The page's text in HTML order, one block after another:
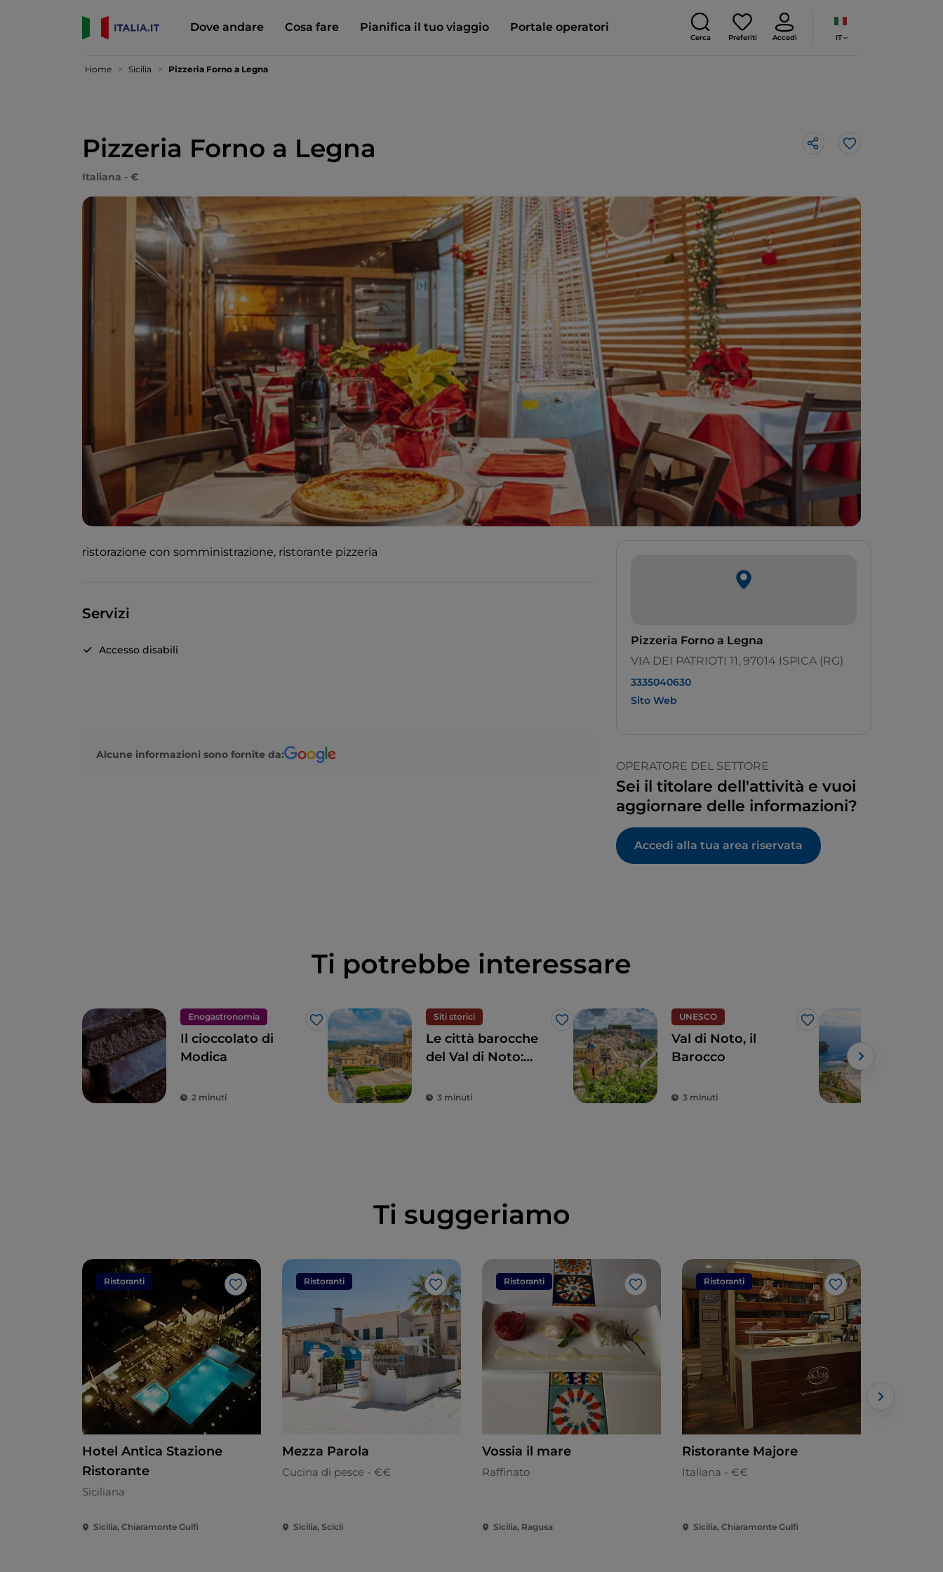
Dove andare Cosa fare Pianifica il tuo viaggio Portale operatori
Cerca Preferiti Accedi IT
Home Sicilia Pizzeria Forno a Legna
Pizzeria Forno a Legna Like
Italiana - €
ristorazione con somministrazione, ristorante pizzeria
Servizi
Accesso disabili
Alcune informazioni sono fornite da:
Pizzeria Forno a Legna
VIA DEI PATRIOTI 11, 97014 ISPICA (RG)
3335040630
Sito Web
OPERATORE DEL SETTORE
Sei il titolare dell'attività e vuoi
aggiornare delle informazioni?
Accedi alla tua area riservata
Ti potrebbe interessare
Enogastronomia
Like
Il cioccolato di
Modica
2 minuti
Siti storici
Like
Le città barocche
del Val di Noto:
sposa la bellezza
3 minuti
UNESCO
Like
Val di Noto, il
Barocco
3 minuti
Ti suggeriamo
Ristoranti
Like
Hotel Antica Stazione
Ristorante
Siciliana
Sicilia, Chiaramonte Gulfi
Ristoranti
Like
Mezza Parola
Cucina di pesce - €€
Sicilia, Scicli
Ristoranti
Like
Vossia il mare
Raffinato
Sicilia, Ragusa
Ristoranti
Like
Ristorante Majore
Italiana - €€
Sicilia, Chiaramonte Gulfi